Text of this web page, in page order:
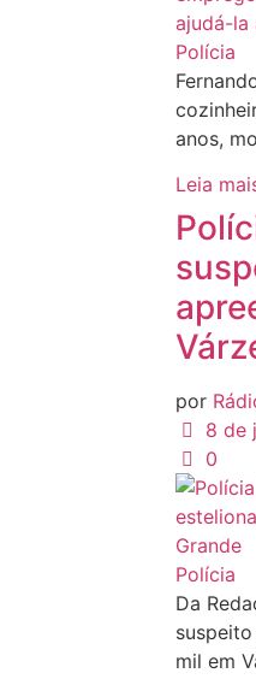
Polícia
anos,
Leia
por
8 de
0
Polícia
Da
mil em